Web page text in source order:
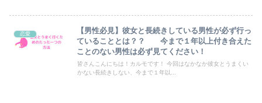
恋愛
【男性必見】彼女と長続きしている男性が必ず行っ
ていることとは？？ 今まで１年以上付き合えた
ことのない男性は必ず見てください！
皆さんこんにちは！カルモです！ 今回はなかなか彼女とうまくい
かない長続きしない、今まで１年以...